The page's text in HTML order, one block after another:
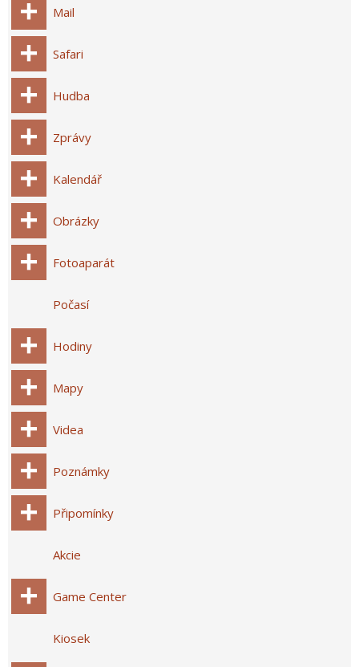
Mail
Safari
Hudba
Zprávy
Kalendář
Obrázky
Fotoaparát
Počasí
Hodiny
Mapy
Videa
Poznámky
Připomínky
Akcie
Game Center
Kiosek